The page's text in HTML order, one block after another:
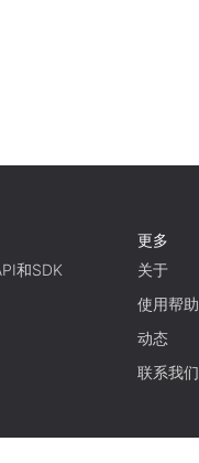
和SDK
更多
关于
使用帮助
动态
联系我们